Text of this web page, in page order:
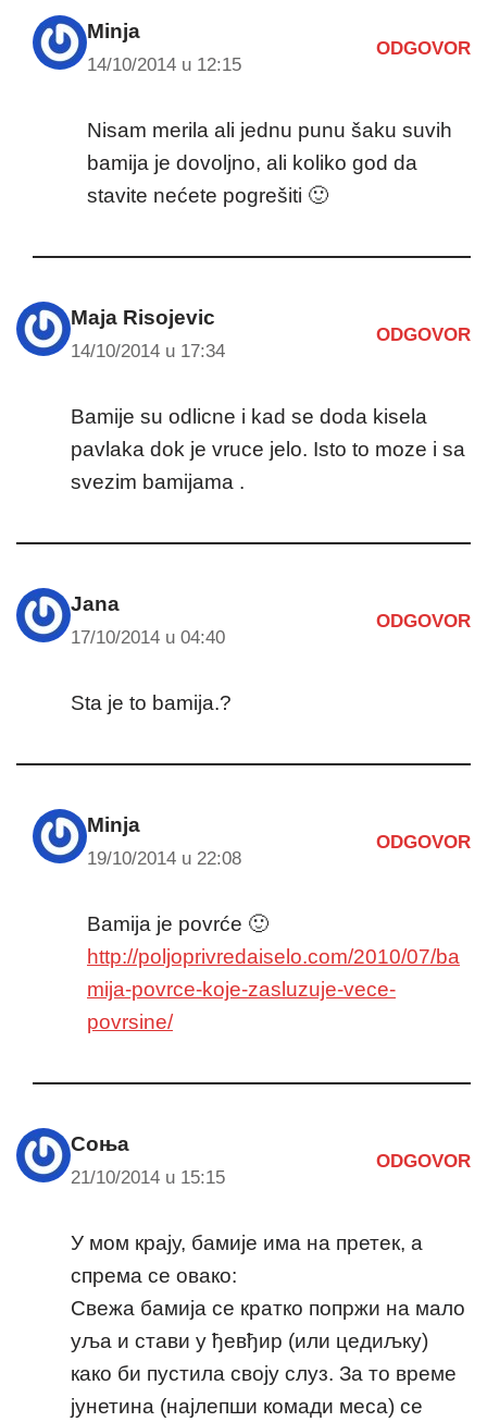
Minja
14/10/2014 u 12:15
ODGOVOR
Nisam merila ali jednu punu šaku suvih
bamija je dovoljno, ali koliko god da
stavite nećete pogrešiti 🙂
Maja Risojevic
14/10/2014 u 17:34
ODGOVOR
Bamije su odlicne i kad se doda kisela
pavlaka dok je vruce jelo. Isto to moze i sa
svezim bamijama .
Jana
17/10/2014 u 04:40
ODGOVOR
Sta je to bamija.?
Minja
19/10/2014 u 22:08
ODGOVOR
Bamija je povrće 🙂
http://poljoprivredaiselo.com/2010/07/ba
mija-povrce-koje-zasluzuje-vece-
povrsine/
Соња
21/10/2014 u 15:15
ODGOVOR
У мом крају, бамије има на претек, а
спрема се овако:
Свежа бамија се кратко попржи на мало
уља и стави у ђевђир (или цедиљку)
како би пустила своју слуз. За то време
јунетина (најлепши комади меса) се